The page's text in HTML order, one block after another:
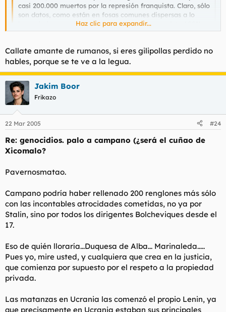
casi 200.000 muertos por la represión franquista. Claro, sólo
son datos, como están en fosas comunes dispersas a lo
largo de la geografía española no tenemos un dato 100%
fiable.
Haz clic para expandir...
Eso te lo ha contado tu puta madre?
Haz clic para expandir...
Callate amante de rumanos, si eres gilipollas perdido no
hables, porque se te ve a la legua.
Jakim Boor
Frikazo
22 Mar 2005 #24
Re: genocidios. palo a campano (¿será el cuñao de
Xicomalo?
Pavernosmatao.
Campano podría haber rellenado 200 renglones más sólo
con las incontables atrocidades cometidas, no ya por
Stalin, sino por todos los dirigentes Bolcheviques desde el
17.
Eso de quién lloraría...Duquesa de Alba... Marinaleda.....
Pues yo, mire usted, y cualquiera que crea en la justicia,
que comienza por supuesto por el respeto a la propiedad
privada.
Las matanzas en Ucrania las comenzó el propio Lenin, ya
que precisamente en Ucrania estaban sus principales